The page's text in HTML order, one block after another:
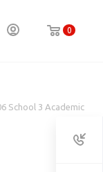
0
School 3 Academic